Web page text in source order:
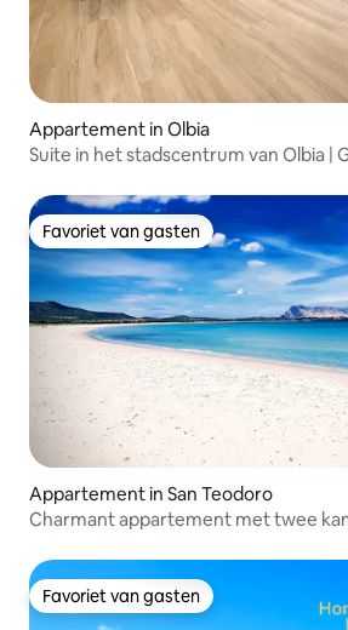
Appartement in Olbia
Suite in het stadscentrum van Olbia |
Favoriet van gasten
Favoriet van gasten
Appartement in San Teodoro
Charmant appartement met twee
Favoriet van gasten
Favoriet van gasten